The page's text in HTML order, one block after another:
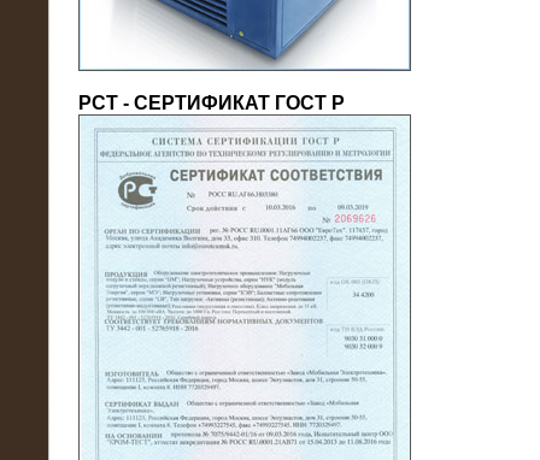
21.08.2016
На производственное предприятие
модули 20 МВт (0,4 кВ)
РСТ - СЕРТИФИКАТ ГОСТ Р